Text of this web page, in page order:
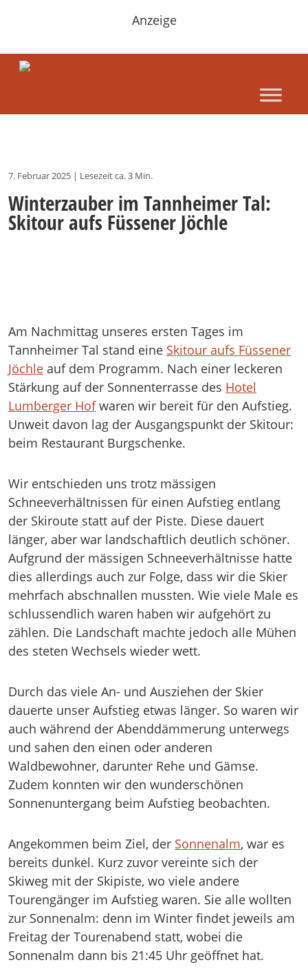
Anzeige
7. Februar 2025 | Lesezeit ca. 3 Min.
Winterzauber im Tannheimer Tal:
Skitour aufs Füssener Jöchle
Am Nachmittag unseres ersten Tages im
Tannheimer Tal stand eine Skitour aufs Füssener
Jöchle auf dem Programm. Nach einer leckeren
Stärkung auf der Sonnenterrasse des Hotel
Lumberger Hofwaren wir bereit für den Aufstieg.
Unweit davon lag der Ausgangspunkt der Skitour:
beim Restaurant Burgschenke.
Wir entschieden uns trotz mässigen
Schneeverhältnissen für einen Aufstieg entlang
der Skiroute statt auf der Piste. Diese dauert
länger, aber war landschaftlich deutlich schöner.
Aufgrund der mässigen Schneeverhältnisse hatte
dies allerdings auch zur Folge, dass wir die Skier
mehrfach abschnallen mussten. Wie viele Male es
schlussendlich waren haben wir aufgehört zu
zählen. Die Landschaft machte jedoch alle Mühen
des steten Wechsels wieder wett.
Durch das viele An- und Ausziehen der Skier
dauerte unser Aufstieg etwas länger. So waren wir
auch während der Abenddämmerung unterwegs
und sahen den einen oder anderen
Waldbewohner, darunter Rehe und Gämse.
Zudem konnten wir den wunderschönen
Sonnenuntergang beim Aufstieg beobachten.
Angekommen beim Ziel, der Sonnenalm, war es
bereits dunkel. Kurz zuvor vereinte sich der
Skiweg mit der Skipiste, wo viele andere
Tourengänger im Aufstieg waren. Sie alle wollten
zur Sonnenalm: denn im Winter findet jeweils am
Freitag der Tourenabend statt, wobei die
Sonnenalm dann bis 21:45 Uhr geöffnet hat.